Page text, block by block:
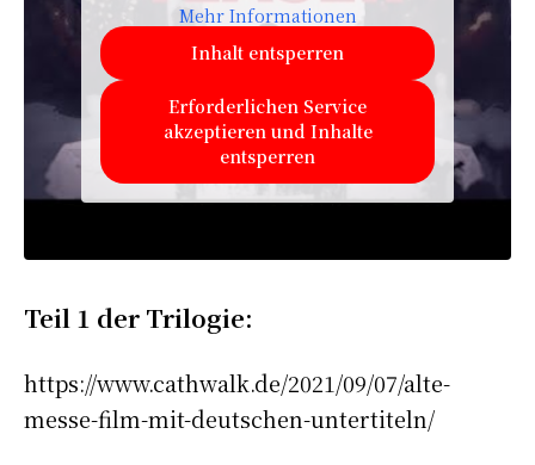
Mehr Informationen
Inhalt entsperren
Erforderlichen Service
akzeptieren und Inhalte
entsperren
Teil 1 der Trilogie:
https://www.cathwalk.de/2021/09/07/alte-
messe-film-mit-deutschen-untertiteln/